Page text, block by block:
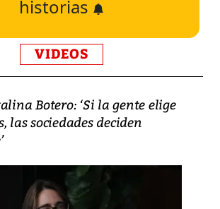
historias
VIDEOS
Botero: ‘Si la gente elige
las sociedades deciden